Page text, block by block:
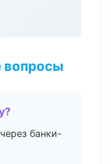
вопросы
банки-